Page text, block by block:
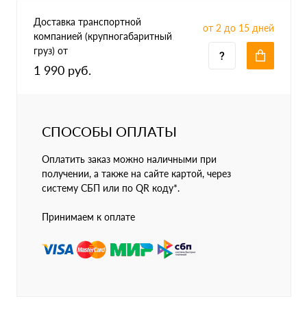
Доставка транспортной
компанией (крупногабаритный
груз) от
1 990 руб.
от 2 до 15 дней
СПОСОБЫ ОПЛАТЫ
Оплатить заказ можно наличными при
получении, а также на сайте картой, через
систему СБП или по QR коду*.
Принимаем к оплате